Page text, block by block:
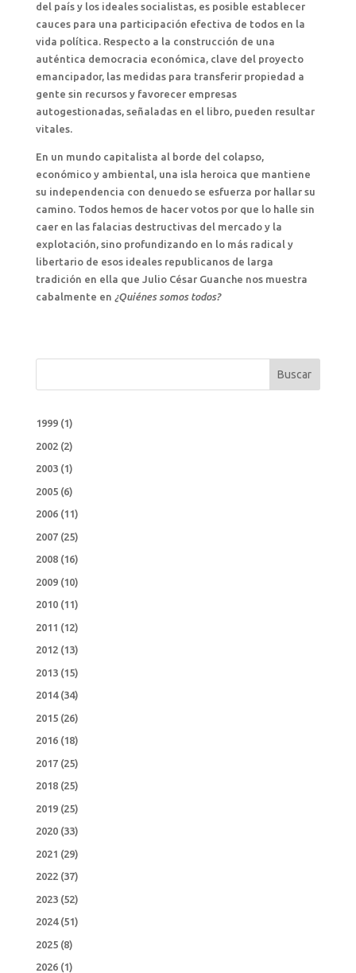
del país y los ideales socialistas, es posible establecer
cauces para una participación efectiva de todos en la
vida política. Respecto a la construcción de una
auténtica democracia económica, clave del proyecto
emancipador, las medidas para transferir propiedad a
gente sin recursos y favorecer empresas
autogestionadas, señaladas en el libro, pueden resultar
vitales.
En un mundo capitalista al borde del colapso,
económico y ambiental, una isla heroica que mantiene
su independencia con denuedo se esfuerza por hallar su
camino. Todos hemos de hacer votos por que lo halle sin
caer en las falacias destructivas del mercado y la
explotación, sino profundizando en lo más radical y
libertario de esos ideales republicanos de larga
tradición en ella que Julio César Guanche nos muestra
cabalmente en ¿Quiénes somos todos?
Buscar
1999(1)
2002(2)
2003(1)
2005(6)
2006(11)
2007(25)
2008(16)
2009(10)
2010(11)
2011 (12)
2012(13)
2013(15)
2014(34)
2015(26)
2016(18)
2017(25)
2018(25)
2019(25)
2020(33)
2021 (29)
2022(37)
2023(52)
2024(51)
2025(8)
2026(1)